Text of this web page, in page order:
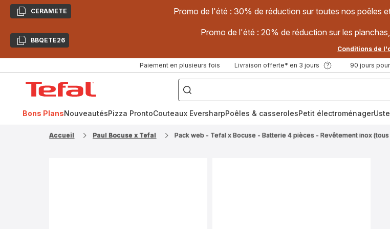
CopierCERAMETE Promo de l'été : 30% de réduction sur toutes nos poêles
CopierBBQETE26
Promo de l'été : 20% de réduction sur les
Conditions de
Paiement en plusieurs fois Livraison offerte* en 3 jours 90 jours
["Poêles
inox,
Cake
Factory,
Bons PlansNouveautésPizza ProntoCouteaux EversharpPoêles & casserolesPetit électroménager
Accueil Paul Bocuse x Tefal Pack web - Tefal x Bocuse - Batterie 4 pièces - Revêtement inox